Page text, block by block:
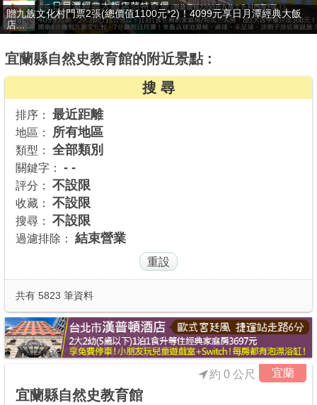
最新消息
最新留言
商家合作
推薦景點
討論區
APP下載
最後2天，要訂要快！捷絲旅-宜蘭礁溪館3099元起享2大1幼1泊1食住
雙人...
宜蘭縣自然史教育館的附近景點 :
搜 尋
排序： 最近距離
地區： 所有地區
類型： 全部類別
關鍵字： - -
評分： 不設限
收藏： 不設限
搜尋： 不設限
過濾排除： 結束營業
共有 5823 筆資料
宜蘭
宜蘭縣自然史教育館
約 0 公尺